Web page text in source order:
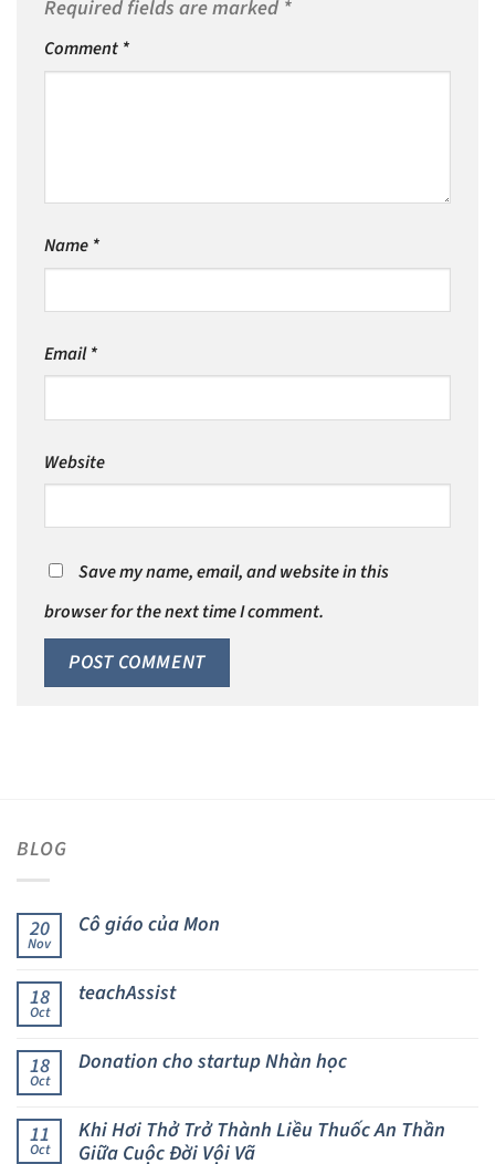
Required fields are marked *
Comment *
Name *
Email*
Website
Save my name, email, and website in this
browser for the next time I comment.
BLOG
20
Nov
Cô giáo của Mon
18
Oct
teachAssist
18
Oct
Donation cho startup Nhàn học
11
Oct
Khi Hơi Thở Trở Thành Liều Thuốc An Thần
Giữa Cuộc Đời Vội Vã